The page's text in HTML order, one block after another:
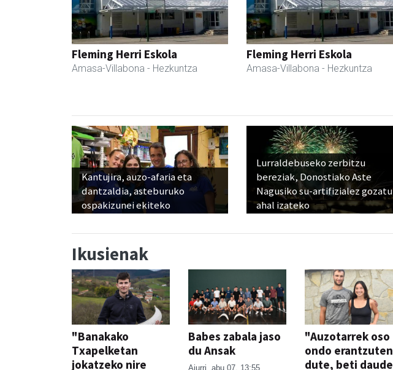
Fleming Herri Eskola
Amasa-Villabona - Hezkuntza
Fleming Herri Eskola
Amasa-Villabona - Hezkuntza
Kantujira, auzo-afaria eta
dantzaldia, asteburuko
ospakizunei ekiteko
Lurraldebuseko zerbitzu
bereziak, Donostiako Aste
Nagusiko su-artifizialez gozatu
ahal izateko
Ikusienak
"Banakako
Txapelketan
jokatzeko nire
Babes zabala jaso
du Ansak
Aiurri abu 07, 13:55
"Auzotarrek oso
ondo erantzuten
dute, beti daude